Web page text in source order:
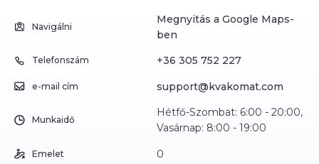
Navigálni
Megnyitás a Google Maps-
ben
Telefonszám +36 305 752 227
e-mail cím support@kvakomat.com
Munkaidő
Hétfő-Szombat: 6:00 - 20:00,
Vasárnap: 8:00 - 19:00
Emelet 0